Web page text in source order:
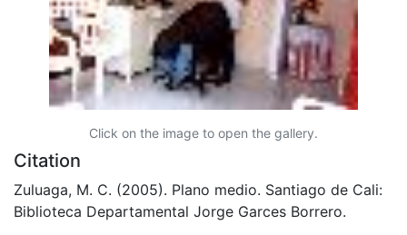
Click on the image to open the gallery.
Citation
Zuluaga, M. C. (2005). Plano medio. Santiago de Cali:
Biblioteca Departamental Jorge Garces Borrero.